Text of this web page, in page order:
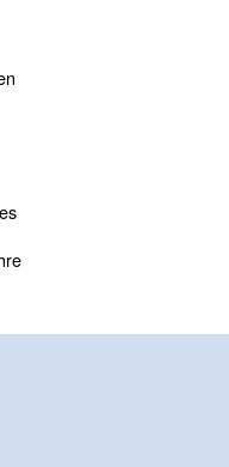
wie der
In einigen